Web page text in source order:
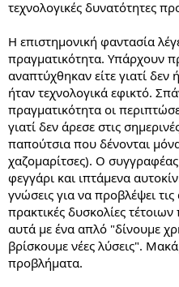
τεχνολογικές δυνατότητες
Η επιστημονική φαντασία
πραγματικότητα. Υπάρχουν
αναπτύχθηκαν είτε γιατί δεν
ήταν τεχνολογικά εφικτό.
πραγματικότητα οι
γιατί δεν άρεσε στις
παπούτσια που δένονται
χαζομαρίτσες). Ο
φεγγάρι και ιπτάμενα
γνώσεις για να προβλέψει τις
πρακτικές δυσκολίες
αυτά με ένα απλό "δίνουμε
βρίσκουμε νέες λύσεις".
προβλήματα.